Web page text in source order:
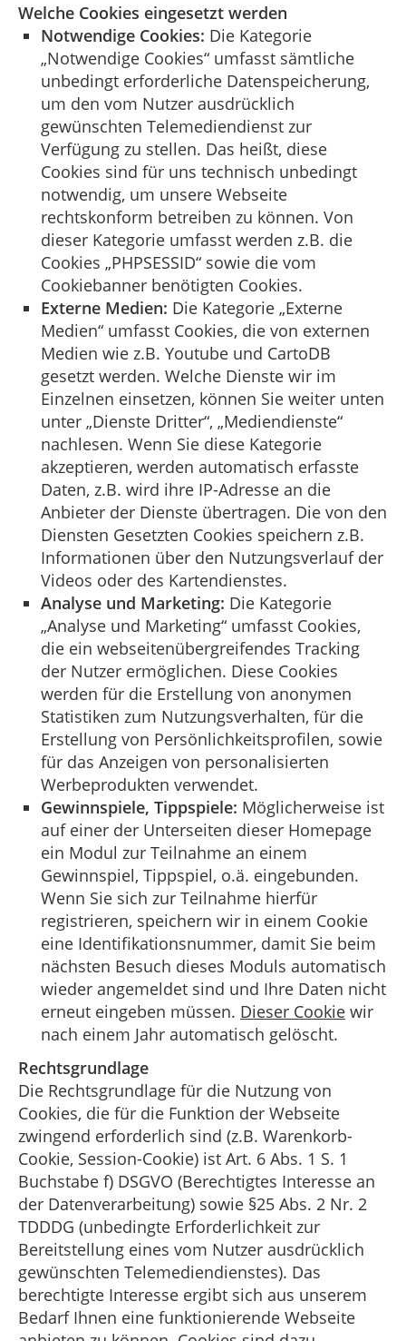
Welche Cookies eingesetzt werden
Notwendige Cookies: Die Kategorie
„Notwendige Cookies“ umfasst sämtliche
unbedingt erforderliche Datenspeicherung,
um den vom Nutzer ausdrücklich
gewünschten Telemediendienst zur
Verfügung zu stellen. Das heißt, diese
Cookies sind für uns technisch unbedingt
notwendig, um unsere Webseite
rechtskonform betreiben zu können. Von
dieser Kategorie umfasst werden z.B. die
Cookies „PHPSESSID“ sowie die vom
Cookiebanner benötigten Cookies.
Externe Medien: Die Kategorie „Externe
Medien“ umfasst Cookies, die von externen
Medien wie z.B. Youtube und CartoDB
gesetzt werden. Welche Dienste wir im
Einzelnen einsetzen, können Sie weiter unten
unter „Dienste Dritter“, „Mediendienste“
nachlesen. Wenn Sie diese Kategorie
akzeptieren, werden automatisch erfasste
Daten, z.B. wird ihre IP-Adresse an die
Anbieter der Dienste übertragen. Die von den
Diensten Gesetzten Cookies speichern z.B.
Informationen über den Nutzungsverlauf der
Videos oder des Kartendienstes.
Analyse und Marketing: Die Kategorie
„Analyse und Marketing“ umfasst Cookies,
die ein webseitenübergreifendes Tracking
der Nutzer ermöglichen. Diese Cookies
werden für die Erstellung von anonymen
Statistiken zum Nutzungsverhalten, für die
Erstellung von Persönlichkeitsprofilen, sowie
für das Anzeigen von personalisierten
Werbeprodukten verwendet.
Gewinnspiele, Tippspiele: Möglicherweise ist
auf einer der Unterseiten dieser Homepage
ein Modul zur Teilnahme an einem
Gewinnspiel, Tippspiel, o.ä. eingebunden.
Wenn Sie sich zur Teilnahme hierfür
registrieren, speichern wir in einem Cookie
eine Identifikationsnummer, damit Sie beim
nächsten Besuch dieses Moduls automatisch
wieder angemeldet sind und Ihre Daten nicht
erneut eingeben müssen. Dieser Cookie wir
nach einem Jahr automatisch gelöscht.
Rechtsgrundlage
Die Rechtsgrundlage für die Nutzung von
Cookies, die für die Funktion der Webseite
zwingend erforderlich sind (z.B. Warenkorb-
Cookie, Session-Cookie) ist Art. 6 Abs. 1 S. 1
Buchstabe f) DSGVO (Berechtigtes Interesse an
der Datenverarbeitung) sowie §25 Abs. 2 Nr. 2
TDDDG (unbedingte Erforderlichkeit zur
Bereitstellung eines vom Nutzer ausdrücklich
gewünschten Telemediendienstes). Das
berechtigte Interesse ergibt sich aus unserem
Bedarf Ihnen eine funktionierende Webseite